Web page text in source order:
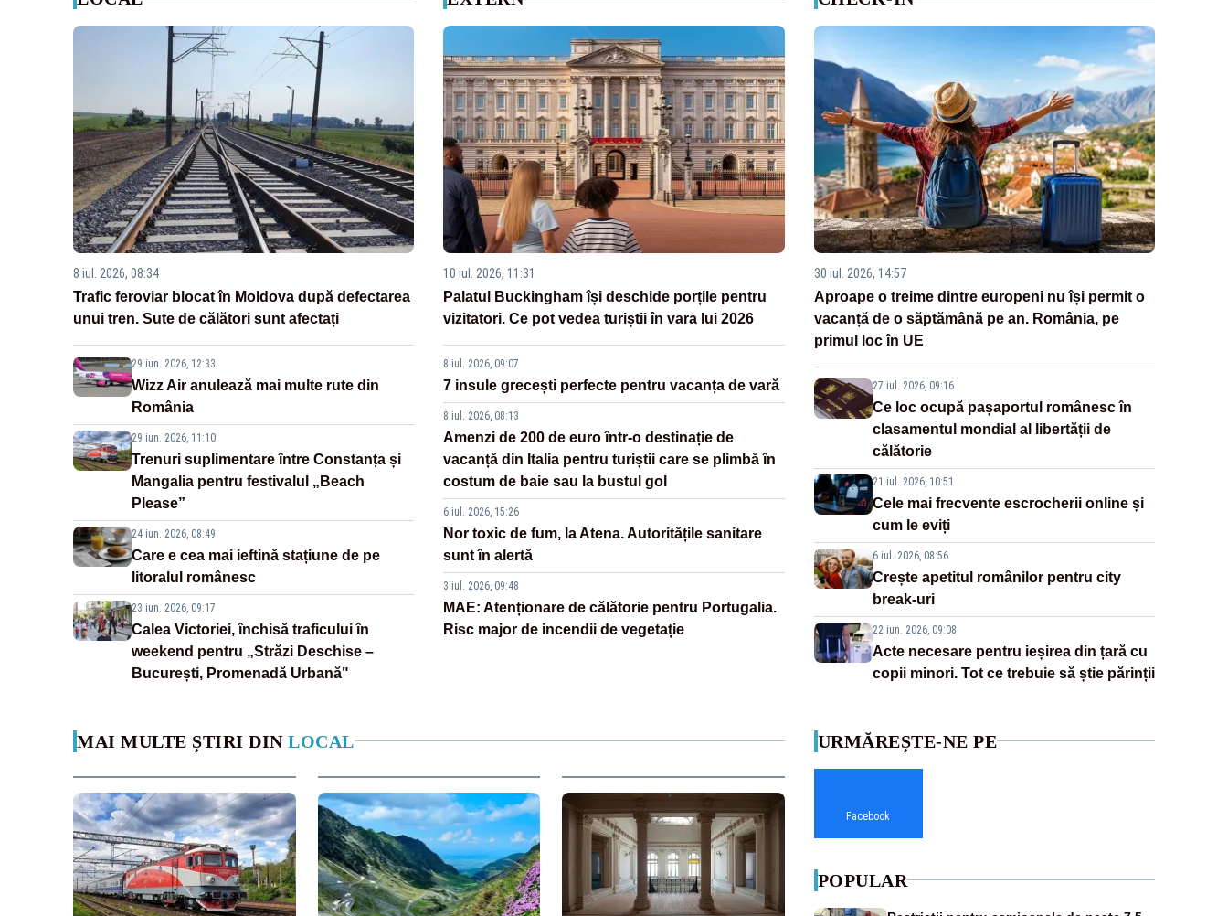
8 iul. 2026, 08:34
Trafic feroviar blocat în Moldova după defectarea
unui tren. Sute de călători sunt afectați
29 iun. 2026, 12:33
Wizz Air anulează mai multe rute din
România
29 iun. 2026, 11:10
Trenuri suplimentare între Constanța și
Mangalia pentru festivalul „Beach
Please”
24 iun. 2026, 08:49
Care e cea mai ieftină stațiune de pe
litoralul românesc
23 iun. 2026, 09:17
Calea Victoriei, închisă traficului în
weekend pentru „Străzi Deschise –
București, Promenadă Urbană"
10 iul. 2026, 11:31
Palatul Buckingham își deschide porțile pentru
vizitatori. Ce pot vedea turiștii în vara lui 2026
8 iul. 2026, 09:07
7 insule grecești perfecte pentru vacanța de vară
8 iul. 2026, 08:13
Amenzi de 200 de euro într-o destinație de
vacanță din Italia pentru turiștii care se plimbă în
costum de baie sau la bustul gol
6 iul. 2026, 15:26
Nor toxic de fum, la Atena. Autoritățile sanitare
sunt în alertă
3 iul. 2026, 09:48
MAE: Atenționare de călătorie pentru Portugalia.
Risc major de incendii de vegetație
30 iul. 2026, 14:57
Aproape o treime dintre europeni nu își permit o
vacanță de o săptămână pe an. România, pe
primul loc în UE
27 iul. 2026, 09:16
Ce loc ocupă pașaportul românesc în
clasamentul mondial al libertății de
călătorie
21 iul. 2026, 10:51
Cele mai frecvente escrocherii online și
cum le eviți
6 iul. 2026, 08:56
Crește apetitul românilor pentru city
break-uri
22 iun. 2026, 09:08
Acte necesare pentru ieșirea din țară cu
copii minori. Tot ce trebuie să știe părinții
MAI MULTE ȘTIRI DIN LOCAL URMĂREȘTE-NE PE
Facebook
POPULAR